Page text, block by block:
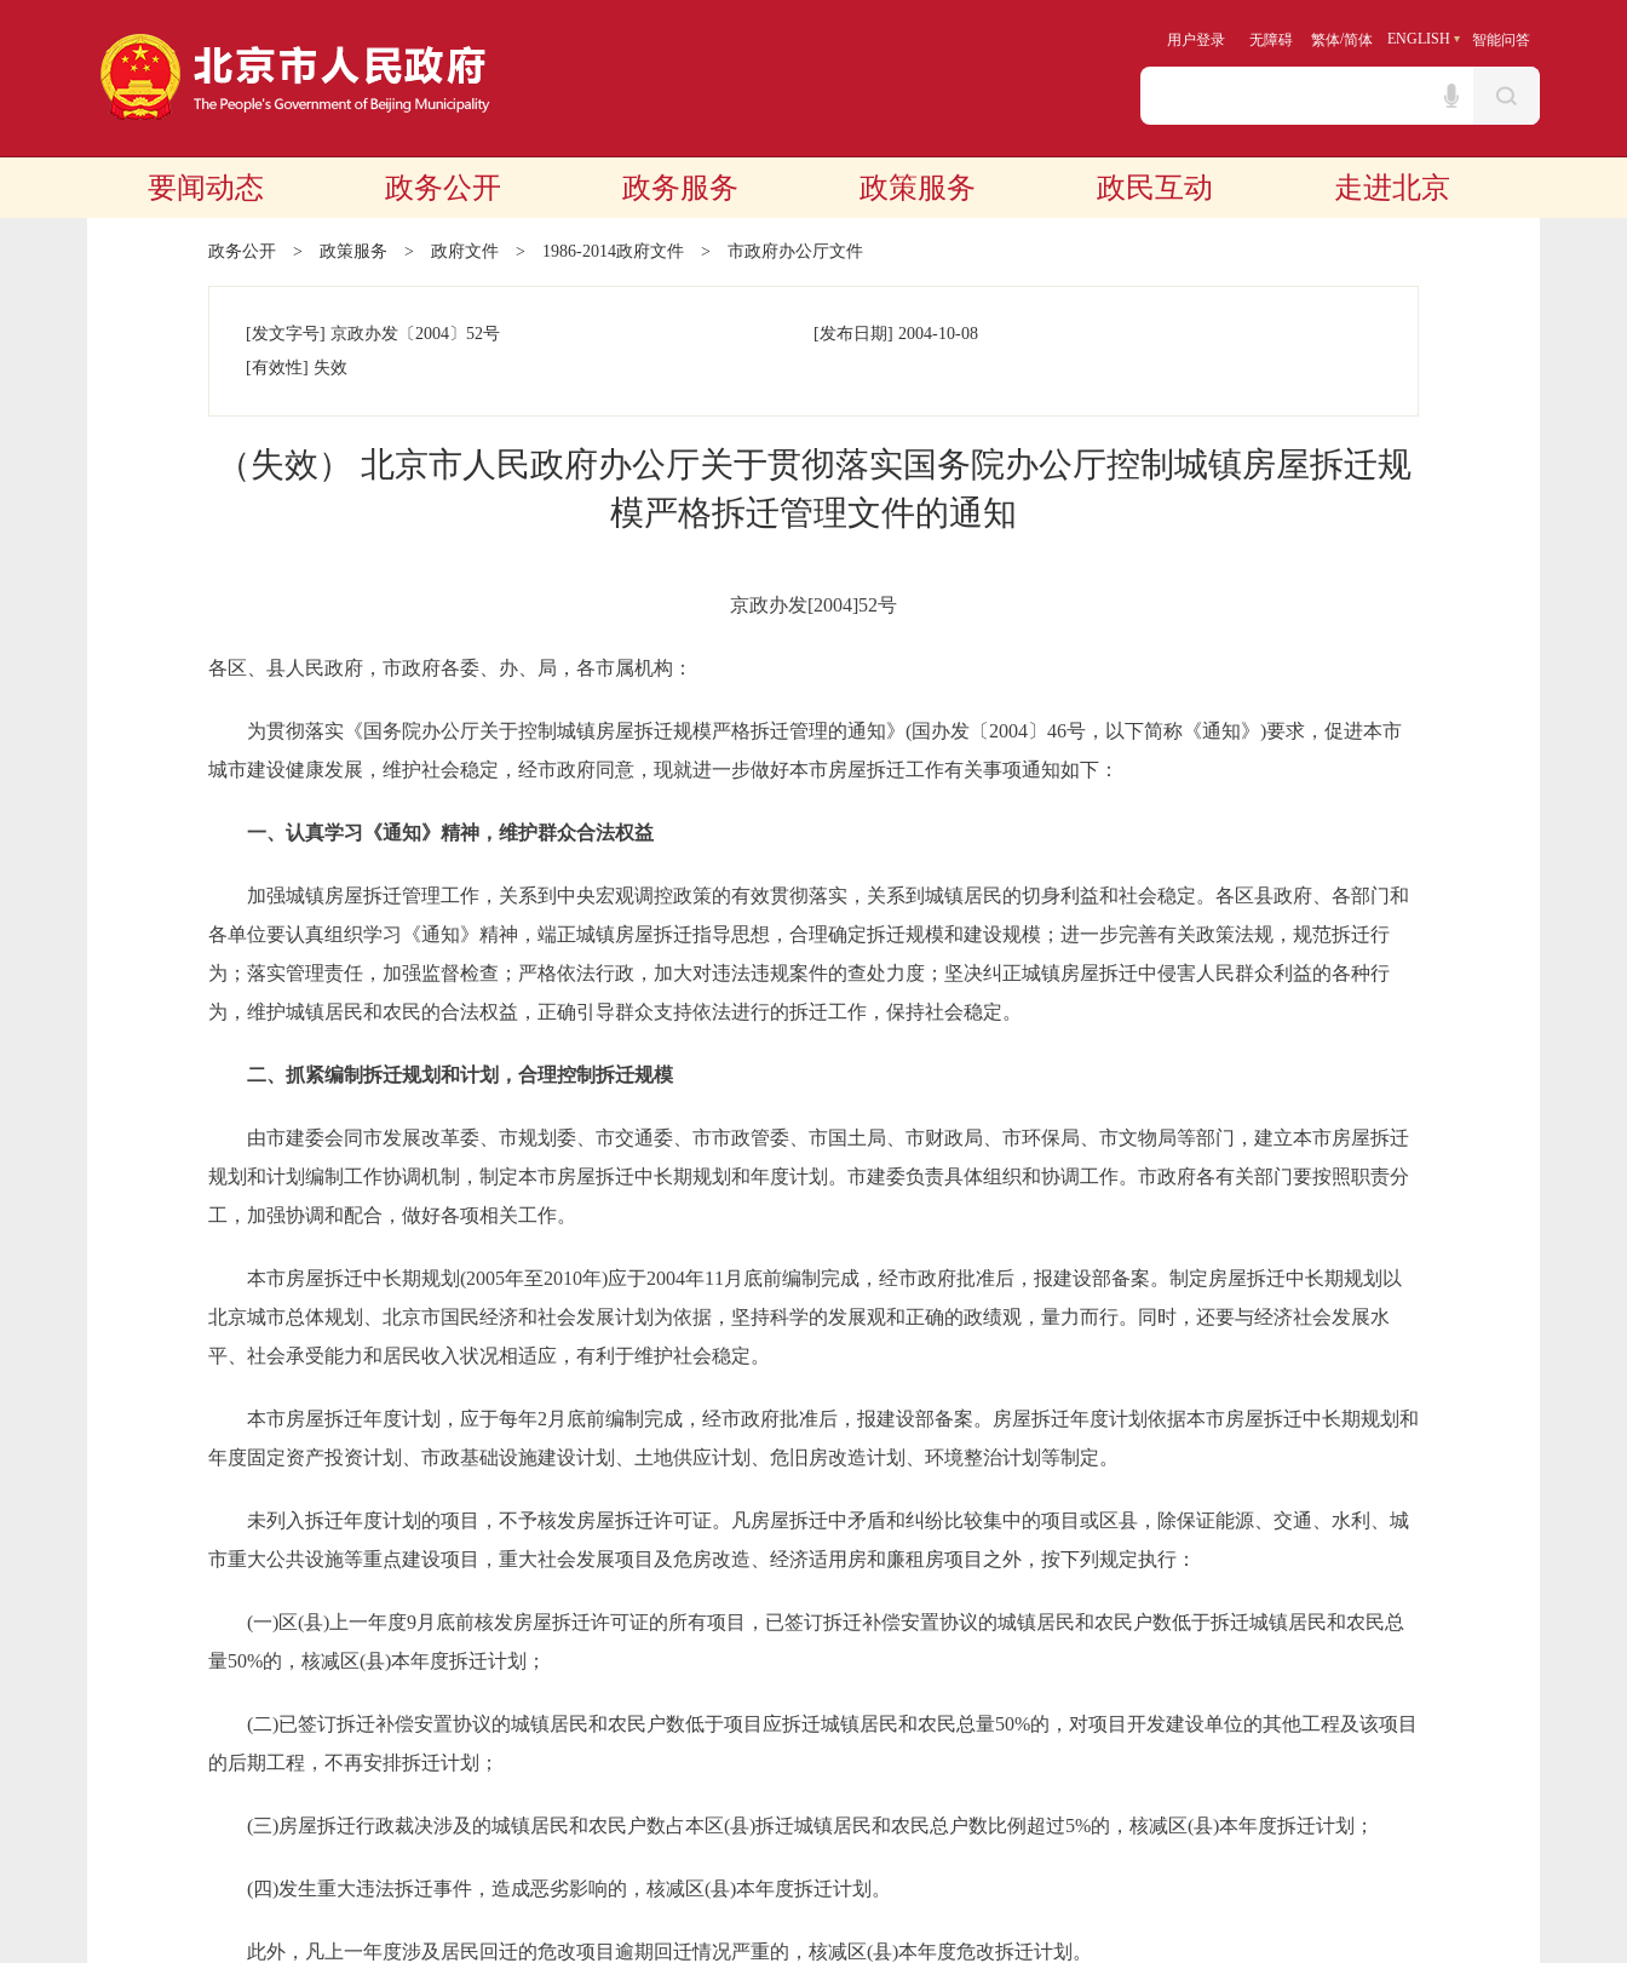
用户登录 无障碍 繁体/简体 ENGLISH 智能问答
要闻动态 政务公开 政务服务 政策服务 政民互动 走进北京
政务公开 > 政策服务 > 政府文件 > 1986-2014政府文件 > 市政府办公厅文件
[发文字号] 京政办发 〔2004〕 52号 [发布日期] 2004-10-08
[有效性] 失效
（失效） 北京市人民政府办公厅关于贯彻落实国务院办公厅控制城镇房屋拆迁规
模严格拆迁管理文件的通知
京政办发[2004]52号
各区、县人民政府，市政府各委、办、局，各市属机构：
为贯彻落实《国务院办公厅关于控制城镇房屋拆迁规模严格拆迁管理的通知》(国办发〔2004〕46号，以下简称《通知》)要求，促进本市
城市建设健康发展，维护社会稳定，经市政府同意，现就进一步做好本市房屋拆迁工作有关事项通知如下：
一、认真学习《通知》精神，维护群众合法权益
加强城镇房屋拆迁管理工作，关系到中央宏观调控政策的有效贯彻落实，关系到城镇居民的切身利益和社会稳定。各区县政府、各部门和
各单位要认真组织学习《通知》精神，端正城镇房屋拆迁指导思想，合理确定拆迁规模和建设规模；进一步完善有关政策法规，规范拆迁行
为；落实管理责任，加强监督检查；严格依法行政，加大对违法违规案件的查处力度；坚决纠正城镇房屋拆迁中侵害人民群众利益的各种行
为，维护城镇居民和农民的合法权益，正确引导群众支持依法进行的拆迁工作，保持社会稳定。
二、抓紧编制拆迁规划和计划，合理控制拆迁规模
由市建委会同市发展改革委、市规划委、市交通委、市市政管委、市国土局、市财政局、市环保局、市文物局等部门，建立本市房屋拆迁
规划和计划编制工作协调机制，制定本市房屋拆迁中长期规划和年度计划。市建委负责具体组织和协调工作。市政府各有关部门要按照职责分
工，加强协调和配合，做好各项相关工作。
本市房屋拆迁中长期规划(2005年至2010年)应于2004年11月底前编制完成，经市政府批准后，报建设部备案。制定房屋拆迁中长期规划以
北京城市总体规划、北京市国民经济和社会发展计划为依据，坚持科学的发展观和正确的政绩观，量力而行。同时，还要与经济社会发展水
平、社会承受能力和居民收入状况相适应，有利于维护社会稳定。
本市房屋拆迁年度计划，应于每年2月底前编制完成，经市政府批准后，报建设部备案。房屋拆迁年度计划依据本市房屋拆迁中长期规划和
年度固定资产投资计划、市政基础设施建设计划、土地供应计划、危旧房改造计划、环境整治计划等制定。
未列入拆迁年度计划的项目，不予核发房屋拆迁许可证。凡房屋拆迁中矛盾和纠纷比较集中的项目或区县，除保证能源、交通、水利、城
市重大公共设施等重点建设项目，重大社会发展项目及危房改造、经济适用房和廉租房项目之外，按下列规定执行：
(一)区(县)上一年度9月底前核发房屋拆迁许可证的所有项目，已签订拆迁补偿安置协议的城镇居民和农民户数低于拆迁城镇居民和农民总
量50%的，核减区(县)本年度拆迁计划；
(二)已签订拆迁补偿安置协议的城镇居民和农民户数低于项目应拆迁城镇居民和农民总量50%的，对项目开发建设单位的其他工程及该项目
的后期工程，不再安排拆迁计划；
(三)房屋拆迁行政裁决涉及的城镇居民和农民户数占本区(县)拆迁城镇居民和农民总户数比例超过5%的，核减区(县)本年度拆迁计划；
(四)发生重大违法拆迁事件，造成恶劣影响的，核减区(县)本年度拆迁计划。
此外，凡上一年度涉及居民回迁的危改项目逾期回迁情况严重的，核减区(县)本年度危改拆迁计划。